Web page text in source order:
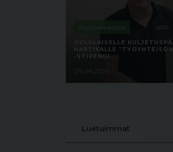
Puutavara-autoilu
OULULAISELLE
HARTIKALLE
-STIPENDI
09.06.2026
Luetuimmat